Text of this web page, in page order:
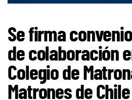
Se firma
de colaboración
Colegio de
Matrones de